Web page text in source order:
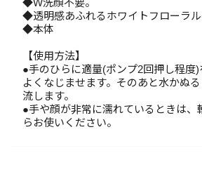
◆W洗顔不要。
◆透明感あふれるホワイトフローラル
◆本体
【使用方法】
●手のひらに適量(ポンプ2回押し程度)
よくなじませます。そのあと水かぬ
流します。
●手や顔が非常に濡れているときは、
らお使いください。